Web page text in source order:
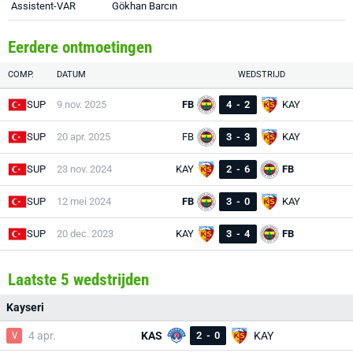
Assistent-VAR Gökhan Barcın
Eerdere ontmoetingen
COMP. DATUM WEDSTRIJD
SUP 9 nov. 2025 FB 4 - 2 KAY
SUP 20 apr. 2025 FB 3 - 3 KAY
SUP 23 nov. 2024 KAY 2 - 6 FB
SUP 12 mei 2024 FB 3 - 0 KAY
SUP 20 dec. 2023 KAY 3 - 4 FB
Laatste 5 wedstrijden
Kayseri
V 4 apr. KAS 2 - 0 KAY